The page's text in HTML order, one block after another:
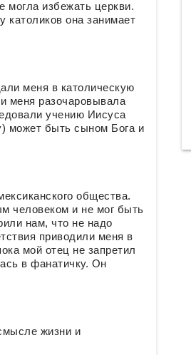
могла избежать церкви.
католиков она занимает
меня в католическую
меня разочаровывала
учению Иисуса
может быть сыном Бога и
общества.
человеком и не мог быть
нам, что не надо
приводили меня в
мой отец не запретил
в фанатичку. Он
жизни и